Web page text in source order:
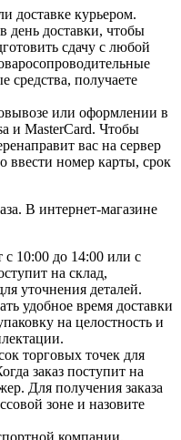
доставке курьером.
день доставки, чтобы
сдачу с любой
средства, получаете
или оформлении в
и MasterCard. Чтобы
вас на сервер
ввести номер карты, срок
В интернет-магазине
с 10:00 до 14:00 или с
на склад,
уточнения деталей.
удобное время доставки
на целостность и
торговых точек для
заказ поступит на
Для получения заказа
зоне и назовите
компании.